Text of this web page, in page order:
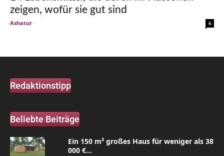
zeigen, wofür sie gut sind
Ashatur - 6
Redaktionstipp
Beliebte Beiträge
Ein 150 m² großes Haus für weniger als 38
000 €...